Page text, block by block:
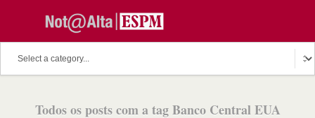
Todos os posts com a tag Banco Central EUA